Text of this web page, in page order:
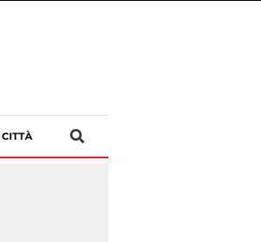
CITTÀ